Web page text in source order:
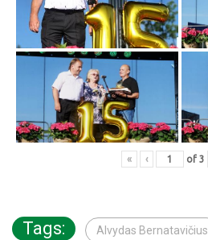
« ‹ of 3
Tags: Alvydas Bernatavičius